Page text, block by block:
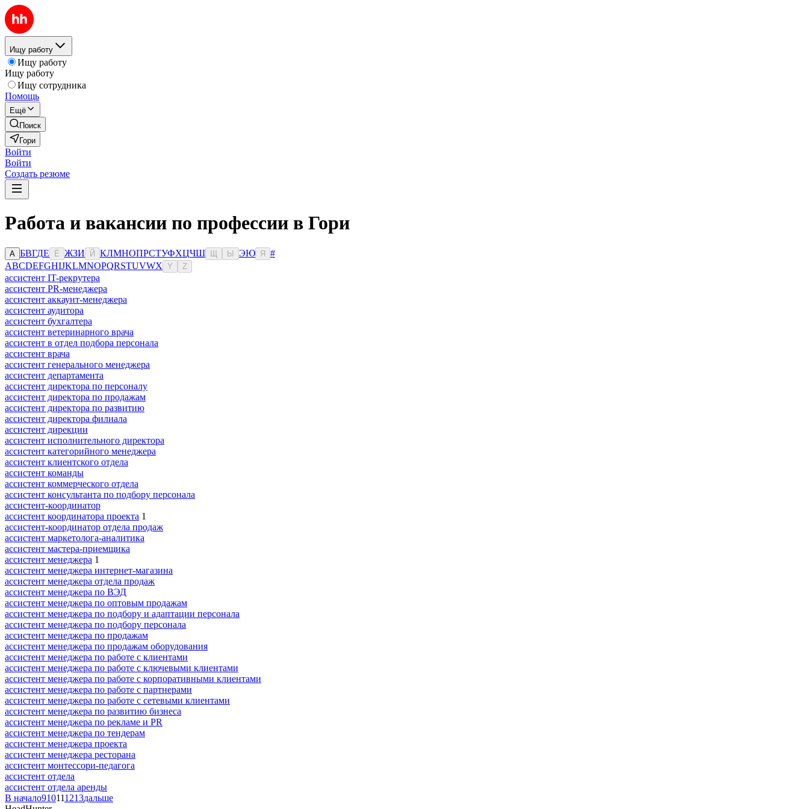
Ищу работу
Ищу работу
Ищу работу
Ищу сотрудника
Помощь
Ещё
Поиск
Гори
Войти
Войти
Создать резюме
Работа и вакансии по профессии в Гори
А БВГДЕ Ё ЖЗИ Й КЛМНОПРСТУФХЦЧШ Ы ЭЮ Я
#
ABCDEFGHIJKLMNOPQRSTUVWX Y Z
ассистент IT-рекрутера
ассистент PR-менеджера
ассистент аккаунт-менеджера
ассистент аудитора
ассистент бухгалтера
ассистент ветеринарного врача
ассистент в отдел подбора персонала
ассистент врача
ассистент генерального менеджера
ассистент департамента
ассистент директора по персоналу
ассистент директора по продажам
ассистент директора по развитию
ассистент директора филиала
ассистент дирекции
ассистент исполнительного директора
ассистент категорийного менеджера
ассистент клиентского отдела
ассистент команды
ассистент коммерческого отдела
ассистент консультанта по подбору персонала
ассистент-координатор
ассистент координатора проекта 1
ассистент-координатор отдела продаж
ассистент маркетолога-аналитика
ассистент мастера-приемщика
ассистент менеджера 1
ассистент менеджера интернет-магазина
ассистент менеджера отдела продаж
ассистент менеджера по ВЭД
ассистент менеджера по оптовым продажам
ассистент менеджера по подбору и адаптации персонала
ассистент менеджера по подбору персонала
ассистент менеджера по продажам
ассистент менеджера по продажам оборудования
ассистент менеджера по работе с клиентами
ассистент менеджера по работе с ключевыми клиентами
ассистент менеджера по работе с корпоративными клиентами
ассистент менеджера по работе с партнерами
ассистент менеджера по работе с сетевыми клиентами
ассистент менеджера по развитию бизнеса
ассистент менеджера по рекламе и PR
ассистент менеджера по тендерам
ассистент менеджера проекта
ассистент менеджера ресторана
ассистент монтессори-педагога
ассистент отдела
ассистент отдела аренды
В начало910111213дальше